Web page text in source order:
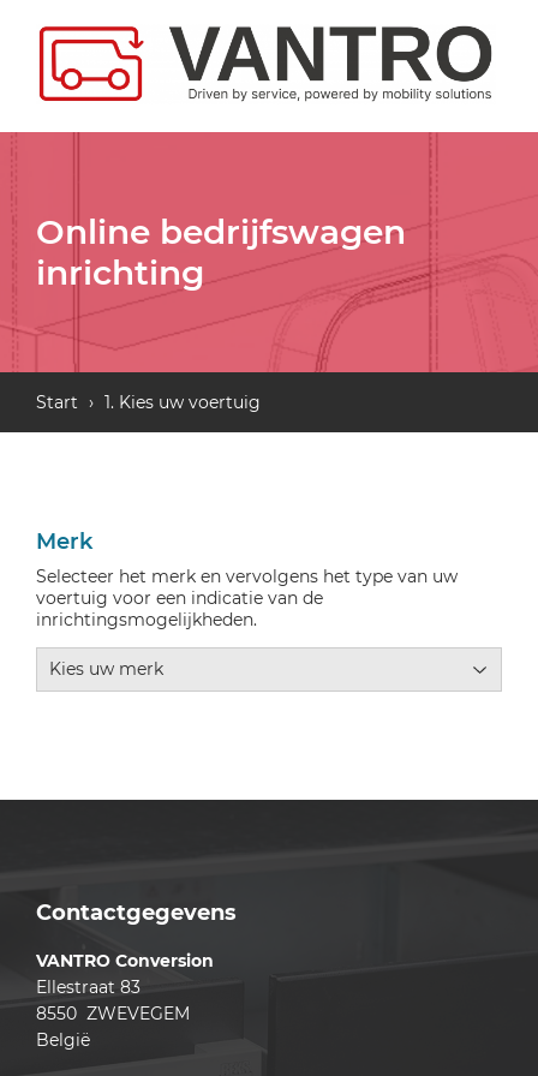
Online bedrijfswagen
inrichting
Start › 1. Kies uw voertuig
Merk
Selecteer het merk en vervolgens het type van uw
voertuig voor een indicatie van de
inrichtingsmogelijkheden.
Contactgegevens
VANTRO Conversion
Ellestraat 83
8550 ZWEVEGEM
België